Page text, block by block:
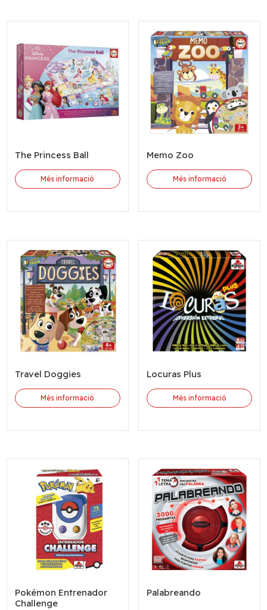
The Princess Ball
Més informació
Memo Zoo
Més informació
Travel Doggies
Més informació
Locuras Plus
Més informació
Pokémon Entrenador
Challenge
Palabreando